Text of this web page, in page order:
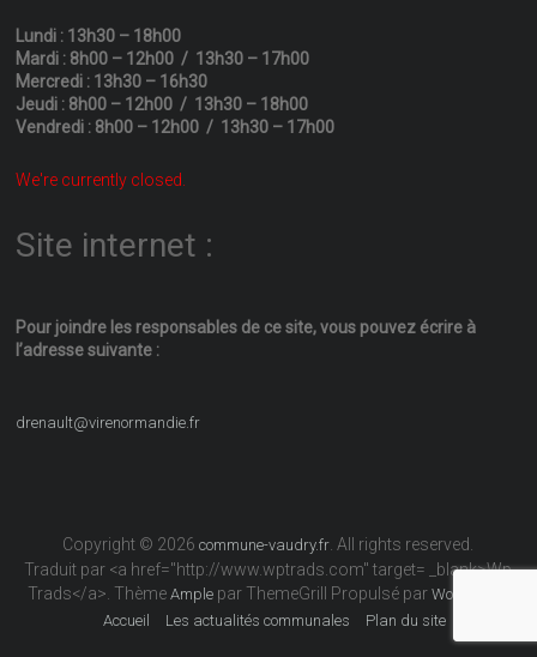
Lundi : 13h30 – 18h00
Mardi : 8h00 – 12h00 / 13h30 – 17h00
Mercredi : 13h30 – 16h30
Jeudi : 8h00 – 12h00 / 13h30 – 18h00
Vendredi : 8h00 – 12h00 / 13h30 – 17h00
We're currently closed.
Site internet :
Pour joindre les responsables de ce site, vous pouvez écrire à
l’adresse suivante :
drenault@virenormandie.fr
Copyright © 2026commune-vaudry.fr . All rights reserved.
Traduit par <a href="http://www.wptrads.com" target= _blank>Wp
Trads</a>. ThèmeAmple par ThemeGrill Propulsé parWordPress
Accueil
Les actualités communales Plan du site